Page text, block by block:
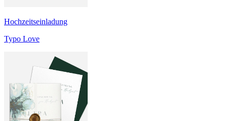
Hochzeitseinladung
Typo Love